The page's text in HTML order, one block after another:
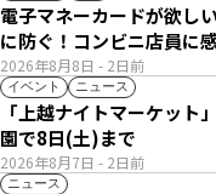
2026年8月8日 - 2日前
電子マネーカードが欲し
に防ぐ！コンビニ店員に
イベント ニュース
2026年8月7日 - 2日前
「上越ナイトマーケット
園で8日(土)まで
ニュース